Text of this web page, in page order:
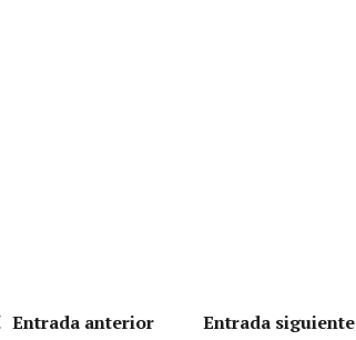
Entrada anterior Entrada siguiente